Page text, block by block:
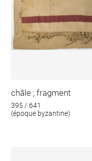
châle ; fragment
395 / 641
(époque byzantine)